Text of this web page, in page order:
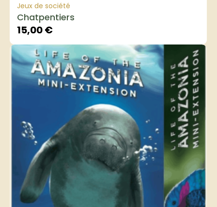
Jeux de société
Chatpentiers
15,00€